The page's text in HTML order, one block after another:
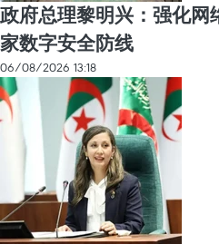
政府总理黎明兴：强化网
家数字安全防线
06/08/2026 13:18